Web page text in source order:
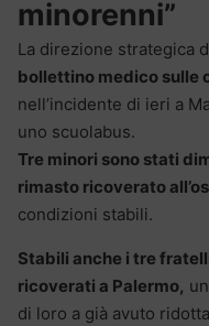
minorenni”
La direzione strategica
bollettino medico sulle
nell’incidente di ieri a
uno scuolabus.
Tre minori sono stati
rimasto ricoverato
condizioni stabili.
Stabili anche i tre
ricoverati a Palermo,
di loro a già avuto